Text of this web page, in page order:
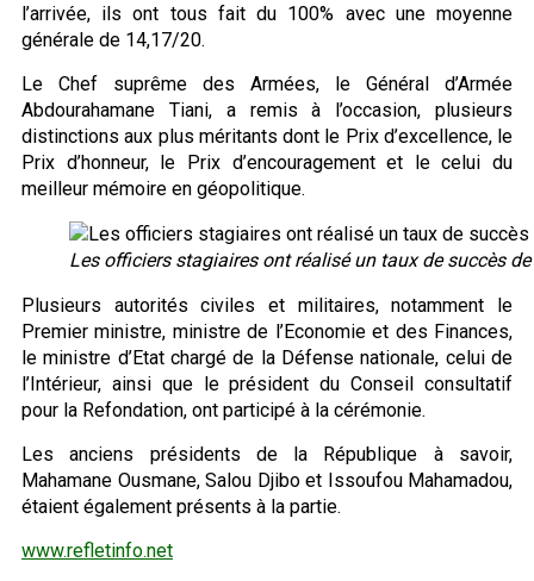
l’arrivée, ils ont tous fait du 100% avec une moyenne
générale de 14,17/20.
Le Chef suprême des Armées, le Général d’Armée
Abdourahamane Tiani, a remis à l’occasion, plusieurs
distinctions aux plus méritants dont le Prix d’excellence, le
Prix d’honneur, le Prix d’encouragement et le celui du
meilleur mémoire en géopolitique.
Les officiers stagiaires ont réalisé un taux de succès
Plusieurs autorités civiles et militaires, notamment le
Premier ministre, ministre de l’Economie et des Finances,
le ministre d’Etat chargé de la Défense nationale, celui de
l’Intérieur, ainsi que le président du Conseil consultatif
pour la Refondation, ont participé à la cérémonie.
Les anciens présidents de la République à savoir,
Mahamane Ousmane, Salou Djibo et Issoufou Mahamadou,
étaient également présents à la partie.
www.refletinfo.net